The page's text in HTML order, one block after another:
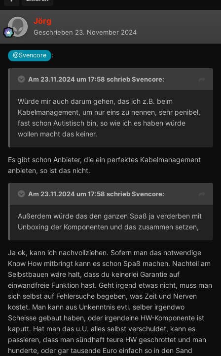
Jörg
Geschrieben 23. November 2024
@Svencore :
Am 23.11.2024 um 17:58 schriebSvencore:
Würde mir auch darum gehen, das ich z.B. beim
Kabelmanagement, um nur eins zu nennen, sehr penibel,
fast schon Autistisch bin, so wie ich es haben würde
wollen macht das keiner.
Es gibt schon Anbieter, die ein perfektes Kabelmanagement
anbieten, so ist das nicht.
Am 23.11.2024 um 17:58 schriebSvencore:
Außerdem würde das den ganzen Spaß ja verderben mit
Unboxing der Komponenten und das zusammen setzen,
Ja ok, kann ich nachvollziehen. Sofern man das notwendige
Know How mitbringt kann es schon Spaß machen. Nachteil am
Selbstbauen wäre halt, dass du keinerlei Garantie auf
einwandfreie Funktion hast. Geht irgend etwas nicht, muss man
sich selbst auf Fehlersuche begeben, was Zeit und Nerven
kostet. Man kann aus Unkenntnis evtl. selber irgendwo
Scheisse gebaut haben, oder irgendeine HW-Komponente ist
kaputt. Hat man das u.U. alles selbst verschuldet, kann es
passieren, dass man sündhaft teure HW geschrottet und man
hunderte, oder gar tausende Euro einfach so in den Sand